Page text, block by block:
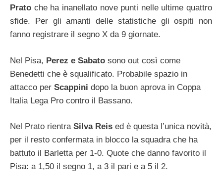
Prato che ha inanellato nove punti nelle ultime quattro
sfide. Per gli amanti delle statistiche gli ospiti non
fanno registrare il segno X da 9 giornate.
Nel Pisa, Perez e Sabato sono out così come
Benedetti che è squalificato. Probabile spazio in
attacco per Scappini dopo la buon aprova in Coppa
Italia Lega Pro contro il Bassano.
Nel Prato rientraSilva Reis ed è questa l’unica novità,
per il resto confermata in blocco la squadra che ha
battuto il Barletta per 1-0. Quote che danno favorito il
Pisa: a 1,50 il segno 1, a 3 il pari e a 5 il 2.